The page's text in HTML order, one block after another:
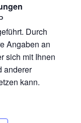
Durch
Angaben an
sich mit Ihnen
anderer
kann.